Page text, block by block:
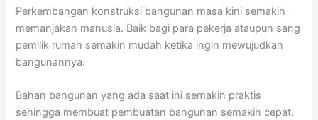
Perkembangan konstruksi bangunan masa kini semakin
memanjakan manusia. Baik bagi para pekerja ataupun sang
pemilik rumah semakin mudah ketika ingin mewujudkan
bangunannya.
Bahan bangunan yang ada saat ini semakin praktis
sehingga membuat pembuatan bangunan semakin cepat.